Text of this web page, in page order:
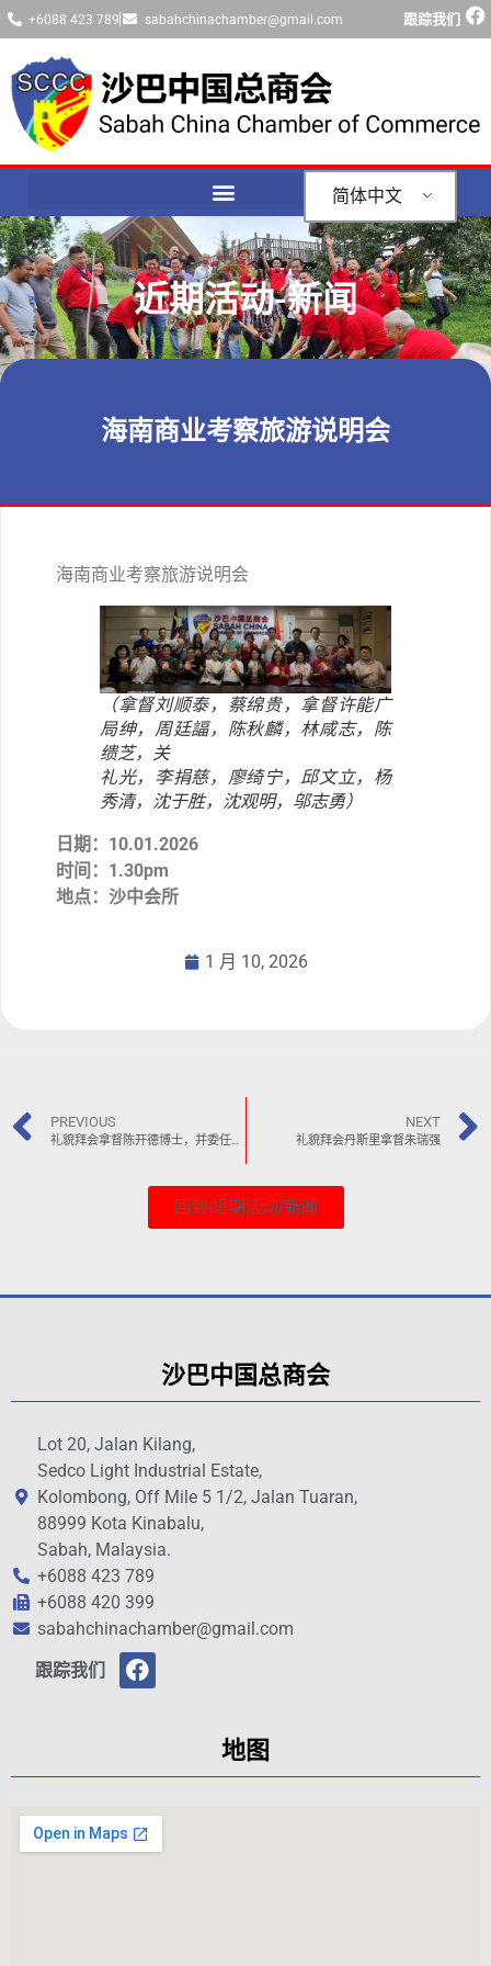
+6088 423 789 sabahchinachamber@gmail.com 跟踪我们
简体中文
近期活动-新闻
海南商业考察旅游说明会
海南商业考察旅游说明会
（拿督刘顺泰，蔡绵贵，拿督许能广
局绅，周廷諨，陈秋麟，林咸志，陈
缋芝，关
礼光，李捐慈，廖绮宁，邱文立，杨
秀清，沈于胜，沈观明，邬志勇）
日期：10.01.2026
时间：1.30pm
地点：沙中会所
1 月 10, 2026
PREVIOUS
礼貌拜会拿督陈开德博士，并委任拿督陈为新一届名誉顾问
NEXT
礼貌拜会丹斯里拿督朱瑞强
回到-近期活动/新闻
沙巴中国总商会
Lot 20, Jalan Kilang,
Sedco Light Industrial Estate,
Kolombong, Off Mile 5 1/2, Jalan Tuaran,
88999 Kota Kinabalu,
Sabah, Malaysia.
+6088 423 789
+6088 420 399
sabahchinachamber@gmail.com
跟踪我们
地图